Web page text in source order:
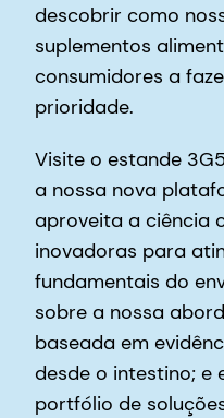
descobrir como
suplementos
consumidores a
prioridade.
Visite o estande
a nossa nova
aproveita a ciência
inovadoras para
fundamentais do
sobre a nossa
baseada em
desde o intestino; e
portfólio de